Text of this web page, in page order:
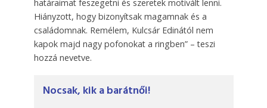
határaimat feszegetni és szeretek motivált lenni.
Hiányzott, hogy bizonyítsak magamnak és a
családomnak. Remélem, Kulcsár Edinától nem
kapok majd nagy pofonokat a ringben” – teszi
hozzá nevetve.
Nocsak, kik a barátnői!